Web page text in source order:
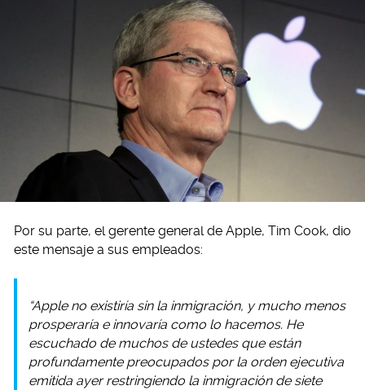
Por su parte, el gerente general de Apple, Tim Cook, dio
este mensaje a sus empleados:
“Apple no existiría sin la inmigración, y mucho menos
prosperaría e innovaría como lo hacemos. He
escuchado de muchos de ustedes que están
profundamente preocupados por la orden ejecutiva
emitida ayer restringiendo la inmigración de siete